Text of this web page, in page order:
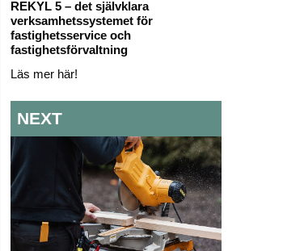
REKYL 5 – det självklara
verksamhetssystemet för
fastighetsservice och
fastighetsförvaltning
Läs mer här!
NEXT